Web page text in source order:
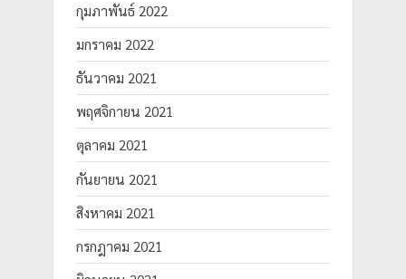
กุมภาพันธ์ 2022
มกราคม 2022
ธันวาคม 2021
พฤศจิกายน 2021
ตุลาคม 2021
กันยายน 2021
สิงหาคม 2021
กรกฎาคม 2021